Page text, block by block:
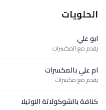
الحلويات
ابو علي
يقدم مع المكسرات
ام علي بالمكسرات
يقدم مع مكسرات
كنافة بالشوكولاتة النوتيلا